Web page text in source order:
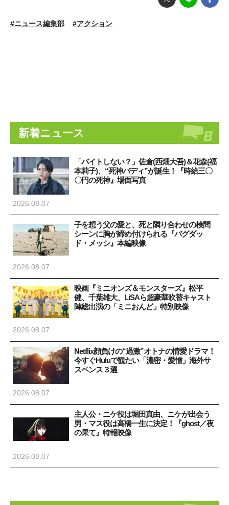
#ニュース編集部 #アクション
新着ニュース
「バイトしない？」佐倉(西畑大吾)＆花森(福
本莉子)、“死神バディ”が誕生！『時給三〇
〇円の死神』場面写真
2026.08.07
子を想う父の愛と、死と隣り合わせの検問
シーンに胸が締め付けられる『バグダッ
ド・メッシ』本編映像
2026.08.07
映画『ミニオンズ＆モンスターズ』松平
健、千葉雄大、LiSAら超豪華吹替キャスト
陣総出演の「ミニおんど」特別映像
2026.08.07
Netflix顔負けの“過激”オトナの情愛ドラマ！
今すぐHuluで観たい「濃密・愛憎」海外サ
スペンス３選
2026.08.07
主人公・ニケ役は堀田真由、ニケが出会う
男・マス役は高橋一生に決定！『ghost／夜
の果て』特報映像
2026.08.07